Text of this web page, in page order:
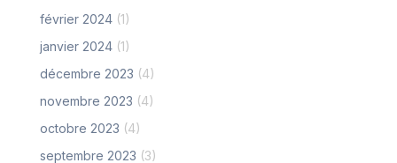
février 2024 (1)
janvier 2024 (1)
décembre 2023 (4)
novembre 2023 (4)
octobre 2023 (4)
septembre 2023 (3)